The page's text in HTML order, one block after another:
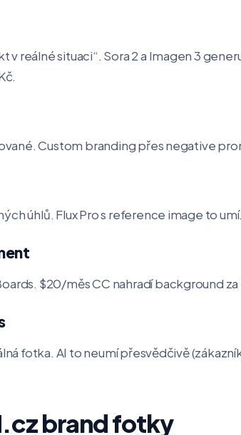
reálné situaci“. Sora 2 a Imagen 3
Custom branding přes negative
úhlů. Flux Pro s reference image to umí.
$20/měs CC nahradí background
fotka. AI to neumí přesvědčivě
brand fotky